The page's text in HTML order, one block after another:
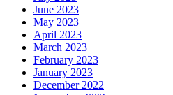
June 2023
May 2023
April 2023
March 2023
February 2023
January 2023
December 2022